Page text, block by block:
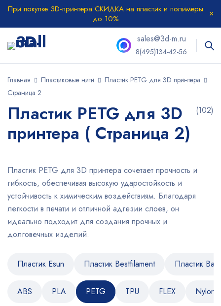
При покупке 3D-принтера СКИДКА на пластик и полимеры
до 10%
sales@3d-m.ru
8(495)134-42-56
Главная Пластиковые нити
Пластик PETG для 3D принтера
Страница 2
Пластик PETG для 3D
принтера ( Страница 2)
(102)
Пластик PETG для 3D принтера сочетает прочность и
гибкость, обеспечивая высокую ударостойкость и
устойчивость к химическим воздействиям. Благодаря
легкости в печати и отличной адгезии слоев, он
идеально подходит для создания прочных и
долговечных изделий.
Пластик Esun Пластик Bestfilament Пластик
ABS PLA PETG TPU FLEX Nylon